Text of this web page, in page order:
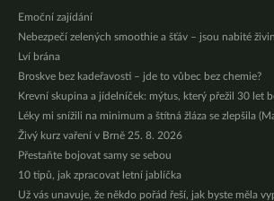
Emoční zajídání
Nebezpečí zelených smoothie a šťáv – jsou nabité
Lví brána
Broskve bez kadeřavosti – jde to vůbec bez chemie?
Krevní skupina a jídelníček: mýtus, který přežil 30 let
Léky mi snížili na minimum a štítná žláza se zlepšila
Živý kurz vaření v Brně 25. 8. 2026
Přestaňte bojovat samy se sebou
10 tipů, jak zpracovat letní jablíčka
Už vás unavuje, že někdo pořád řeší, jak byste měla